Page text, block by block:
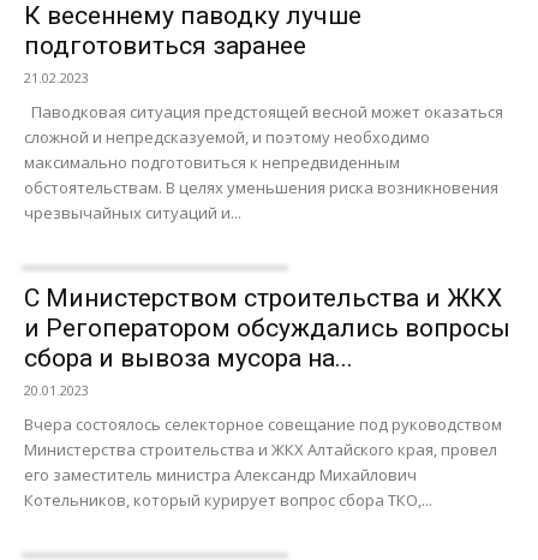
К весеннему паводку лучше
подготовиться заранее
21.02.2023
Паводковая ситуация предстоящей весной может оказаться
сложной и непредсказуемой, и поэтому необходимо
максимально подготовиться к непредвиденным
обстоятельствам. В целях уменьшения риска возникновения
чрезвычайных ситуаций и...
С Министерством строительства и ЖКХ
и Регоператором обсуждались вопросы
сбора и вывоза мусора на...
20.01.2023
Вчера состоялось селекторное совещание под руководством
Министерства строительства и ЖКХ Алтайского края, провел
его заместитель министра Александр Михайлович
Котельников, который курирует вопрос сбора ТКО,...